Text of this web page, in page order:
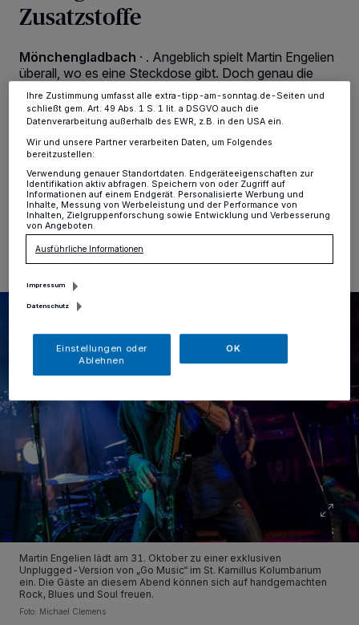
Zusatzstoffe
Mönchengladbach · . Angeblich spielt Martin Engelien
überall, wo es eine Steckdose gibt. Doch genau die
bekommt der Bassist und Rockmusiker mit seiner Band
im St. Kamillus Kolumbarium nicht geboten. Martin
Engelien lädt deshalb am 31. Oktober um 19 Uhr zu
einer exklusiven Unplugged-Version von „Go Music“
ein.
25.10.2024 , 10:51 Uhr Eine Minute Lesezeit
Martin Engelien lädt am 31. Oktober zu einer exklusiven
Unplugged-Version von „Go Music“ im St. Kamillus Kolumbarium
ein. Die Gäste an diesem Abend können sich auf handgemachten
Rock, Blues und Soul freuen.
Foto: Michael Clemens
Anzeigen möglicherweise nicht mehr so relevant für Sie. Sie können
dieses Menü jederzeit wieder aufrufen, um Ihre Einstellungen zu
Einstellungen oder Ablehnen am unteren Rand der Webseite klicken.
Ihre Einstellungen gelten innerhalb unseres Website. Weitere
Informationen finden Sie in unserer Datenschutzerklärung.
Ihre Zustimmung umfasst alle extra-tipp-am-sonntag.de-Seiten und
schließt gem. Art. 49 Abs. 1 S. 1 lit. a DSGVO auch die
Datenverarbeitung außerhalb des EWR, z.B. in den USA ein.
Wir und unsere Partner verarbeiten Daten, um Folgendes
bereitzustellen:
Verwendung genauer Standortdaten. Endgeräteeigenschaften zur
Identifikation aktiv abfragen. Speichern von oder Zugriff auf
Informationen auf einem Endgerät. Personalisierte Werbung und
Inhalte, Messung von Werbeleistung und der Performance von
Inhalten, Zielgruppenforschung sowie Entwicklung und Verbesserung
von Angeboten.
Ausführliche Informationen
Impressum
Datenschutz
Einstellungen oder
Ablehnen
OK